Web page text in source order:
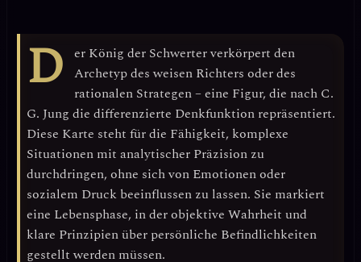
D er König der Schwerterverkörpert den
Archetyp desweisen Richters oder des
rationalen Strategen– eine Figur, die nach C.
G. Jung die differenzierte Denkfunktion repräsentiert.
Diese Karte steht für die Fähigkeit, komplexe
Situationen mit analytischer Präzision zu
durchdringen, ohne sich von Emotionen oder
sozialem Druck beeinflussen zu lassen. Sie markiert
eine Lebensphase, in derobjektive Wahrheit und
klare Prinzipienüber persönliche Befindlichkeiten
gestellt werden müssen.